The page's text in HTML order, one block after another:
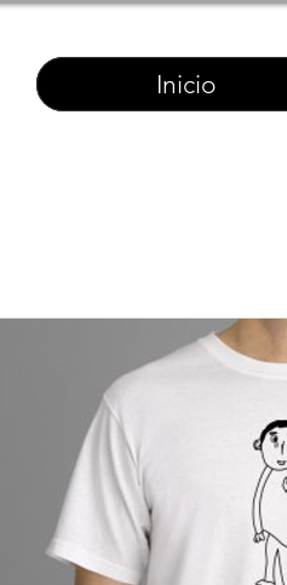
Inicio